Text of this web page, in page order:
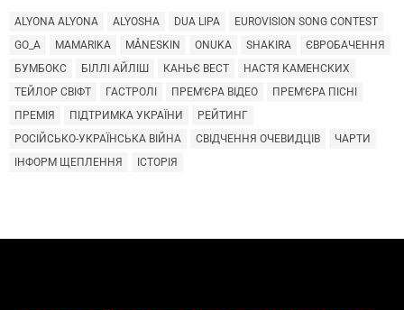
ALYONA ALYONA ALYOSHA DUA LIPA
EUROVISION SONG CONTEST
GO_A
MAMARIKA MÅNESKIN ONUKA SHAKIRA
ЄВРОБАЧЕННЯ
БУМБОКС
БІЛЛІ АЙЛІШ КАНЬЄ ВЕСТ
НАСТЯ КАМЕНСКИХ
ТЕЙЛОР СВІФТ
ГАСТРОЛІ ПРЕМ'ЄРА ВІДЕО
ПРЕМ'ЄРА ПІСНІ
ПРЕМІЯ
ПІДТРИМКА УКРАЇНИ
РЕЙТИНГ
РОСІЙСЬКО-УКРАЇНСЬКА ВІЙНА
СВІДЧЕННЯ ОЧЕВИДЦІВ
ЧАРТИ
ІНФОРМ ЩЕПЛЕННЯ
ІСТОРІЯ